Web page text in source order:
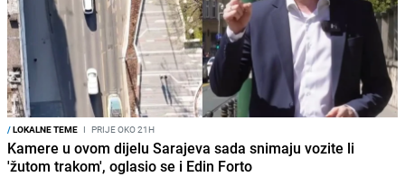
/LOKALNE TEME I PRIJE OKO 21H
Kamere u ovom dijelu Sarajeva sada snimaju vozite li
'žutom trakom', oglasio se i Edin Forto